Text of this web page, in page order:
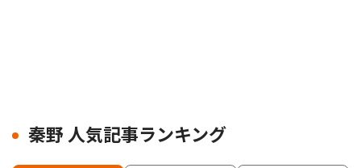
秦野 人気記事ランキング